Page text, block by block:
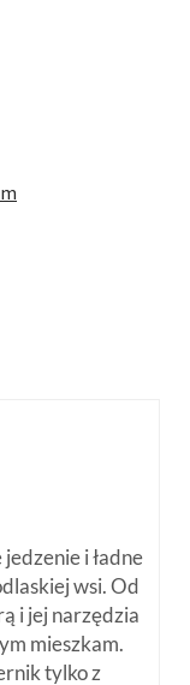
i ładne
wsi. Od
i jej narzędzia
mieszkam.
tylko z